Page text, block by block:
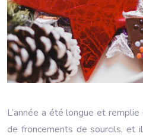
L’année a été longue et
de froncements de sourcils, et